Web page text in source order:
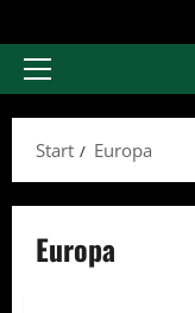
Primäres
Start
Europa
Europa